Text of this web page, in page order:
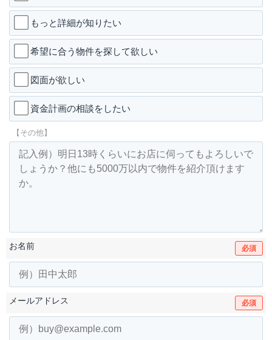
もっと詳細が知りたい
希望に合う物件を探して欲しい
図面が欲しい
資金計画の相談をしたい
【その他】
お名前 必須
メールアドレス 必須